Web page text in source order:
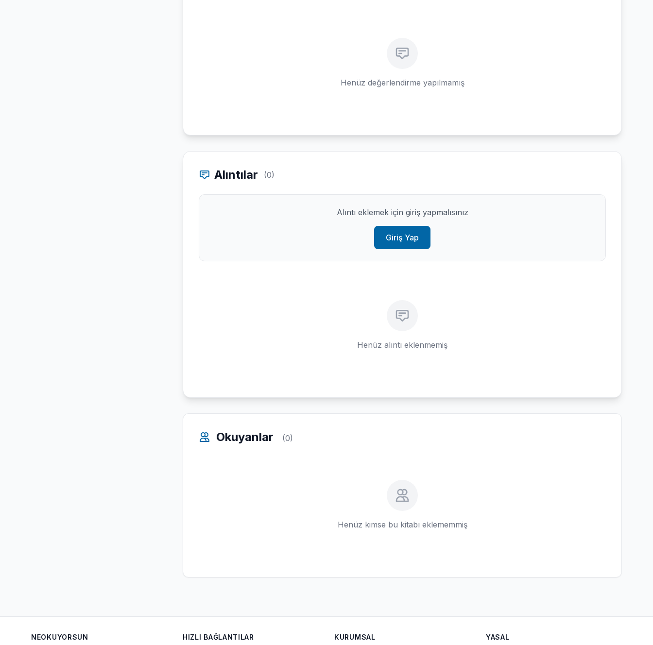
Henüz değerlendirme yapılmamış
Alıntılar (0)
Alıntı eklemek için giriş yapmalısınız
Giriş Yap
Henüz alıntı eklenmemiş
Okuyanlar (0)
Henüz kimse bu kitabı eklememmiş
NEOKUYORSUN HIZLI BAĞLANTILAR KURUMSAL YASAL